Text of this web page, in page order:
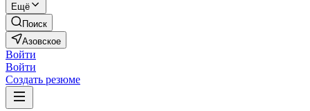
Ещё
Поиск
Азовское
Войти
Войти
Создать резюме